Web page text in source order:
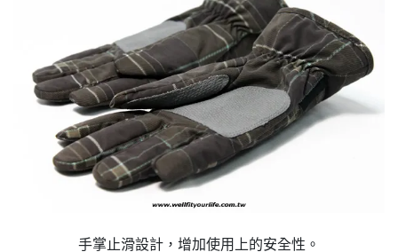
手掌止滑設計，增加使用上的安全性。